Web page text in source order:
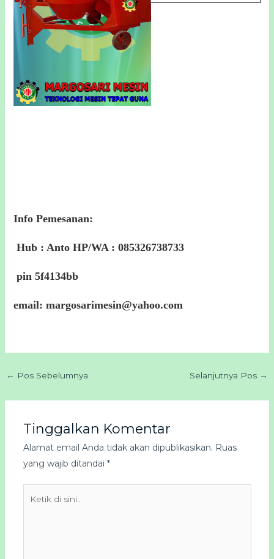
Info Pemesanan:
Hub : Anto HP/WA : 085326738733
pin 5f4134bb
email: margosarimesin@yahoo.com
← Pos Sebelumnya Selanjutnya Pos →
Tinggalkan Komentar
Alamat email Anda tidak akan dipublikasikan. Ruas
yang wajib ditandai *